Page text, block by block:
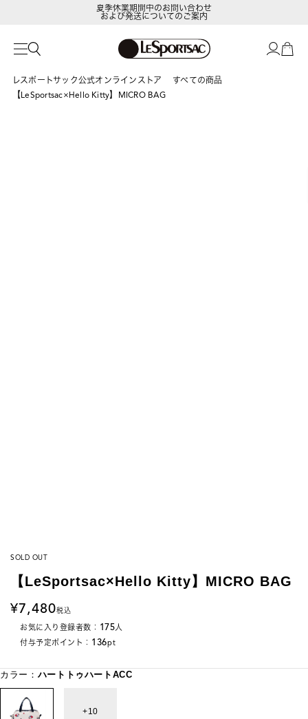
LeSportsac Member's Club
および発送についてのご案内
レスポートサック公式オンラインストア
すべての商品
【LeSportsac×Hello Kitty】MICRO BAG
SOLD OUT
【LeSportsac×Hello Kitty】MICRO BAG
7,480税込
お気に入り登録者数： 175人
付与予定ポイント： 136pt
カラー： ハートトゥハートACC
10